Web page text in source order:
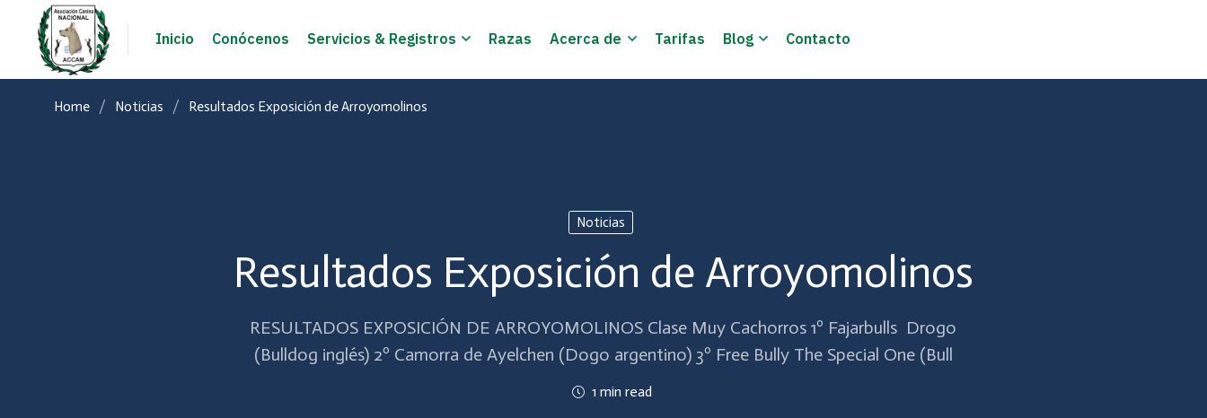
Inicio Conócenos Servicios & Registros Razas Acerca de Tarifas Blog Contacto
Home Noticias Resultados Exposición de Arroyomolinos
Noticias
Resultados Exposición de Arroyomolinos
RESULTADOS EXPOSICIÓN DE ARROYOMOLINOS Clase Muy Cachorros 1º Fajarbulls Drogo
(Bulldog inglés) 2º Camorra de Ayelchen (Dogo argentino) 3º Free Bully The Special One (Bull
1 min read